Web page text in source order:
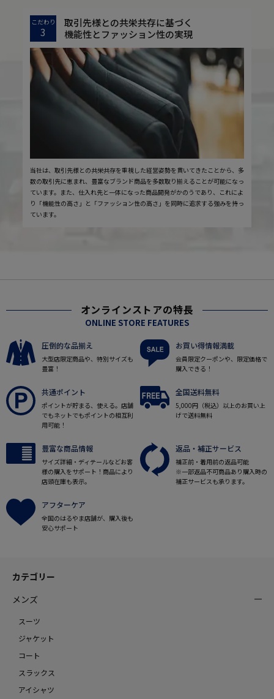
こだわり
3
取引先様との共栄共存に基づく
機能性とファッション性の実現
当社は、取引先様との共栄共存を重視した経営姿勢を貫いてきたことから、多
数の取引先に恵まれ、豊富なブランド商品を多数取り揃えることが可能になっ
ています。また、仕入れ先と一体になった商品開発がかのうであり、これによ
り「機能性の高さ」と「ファッション性の高さ」を同時に追求する強みを持っ
ています。
オンラインストアの特長
ONLINE STORE FEATURES
圧倒的な品揃え
大型店限定商品や、特別サイズも
豊富！
お買い得情報満載
会員限定クーポンや、限定価格で
購入できる！
共通ポイント
ポイントが貯まる、使える。店舗
でもネットでもポイントの相互利
用可能！
全国送料無料
5,000円（税込）以上のお買い上
げで送料無料
豊富な商品情報
サイズ詳細・ディテールなどお客
様の購入をサポート！商品により
店頭在庫も表示。
返品・補正サービス
補正前・着用前の返品可能
※一部返品不可商品あり購入時の
補正サービスも承ります。
アフターケア
全国のはるやま店舗が、購入後も
安心サポート
カテゴリー
メンズ
スーツ
ジャケット
コート
スラックス
アイシャツ